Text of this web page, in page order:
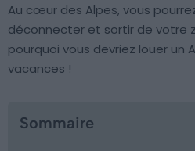
Au cœur des Alpes, vous
déconnecter et sortir de votre
pourquoi vous devriez louer un
vacances !
Sommaire